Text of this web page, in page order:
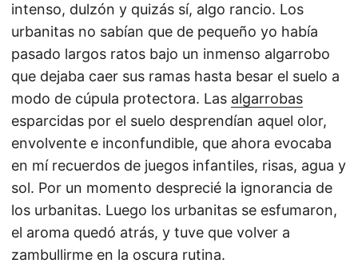
intenso, dulzón y quizás sí, algo rancio. Los
urbanitas no sabían que de pequeño yo había
pasado largos ratos bajo un inmenso algarrobo
que dejaba caer sus ramas hasta besar el suelo a
modo de cúpula protectora. Las algarrobas
esparcidas por el suelo desprendían aquel olor,
envolvente e inconfundible, que ahora evocaba
en mí recuerdos de juegos infantiles, risas, agua y
sol. Por un momento desprecié la ignorancia de
los urbanitas. Luego los urbanitas se esfumaron,
el aroma quedó atrás, y tuve que volver a
zambullirme en la oscura rutina.